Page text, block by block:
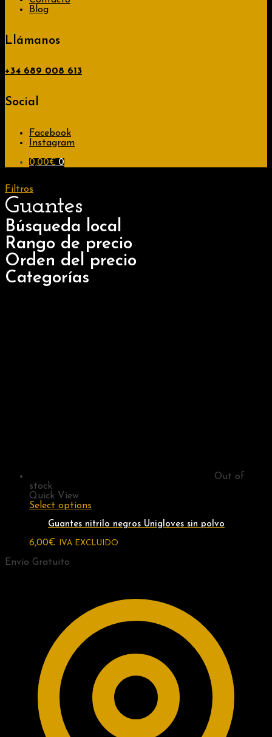
Blog
Llámanos
+34 689 008 613
Social
Facebook
Instagram
0,00€ 0
Filtros
Guantes
Búsqueda local
Rango de precio
Orden del precio
Categorías
Out of
stock
Quick View
Select options
Guantes nitrilo negros Unigloves sin polvo
6,00€ IVA EXCLUIDO
Envío Gratuito